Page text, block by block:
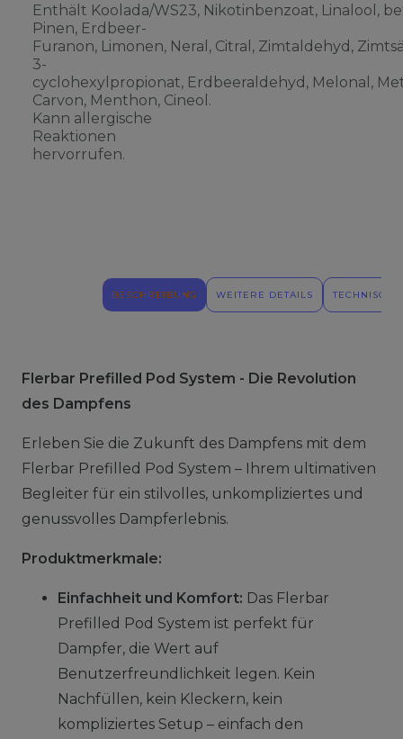
Enthält Koolada/WS23, Nikotinbenzoat, Linalool,
Pinen, Erdbeer-
Furanon, Limonen, Neral, Citral, Zimtaldehyd,
3-
cyclohexylpropionat, Erdbeeraldehyd, Melonal,
Carvon, Menthon, Cineol.
Kann allergische
Reaktionen
hervorrufen.
BESCHREIBUNG WEITERE DETAILS
Flerbar Prefilled Pod System - Die Revolution
des Dampfens
Erleben Sie die Zukunft des Dampfens mit dem
Flerbar Prefilled Pod System – Ihrem ultimativen
Begleiter für ein stilvolles, unkompliziertes und
genussvolles Dampferlebnis.
Produktmerkmale:
Einfachheit und Komfort: Das Flerbar
Prefilled Pod System ist perfekt für
Dampfer, die Wert auf
Benutzerfreundlichkeit legen. Kein
Nachfüllen, kein Kleckern, kein
kompliziertes Setup – einfach den